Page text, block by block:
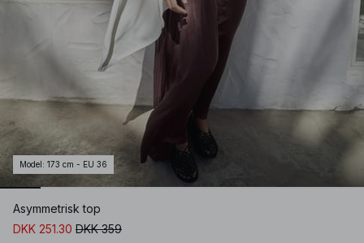
Model : 173 cm - EU 36
Asymmetrisk top
DKK 251.30 DKK 359